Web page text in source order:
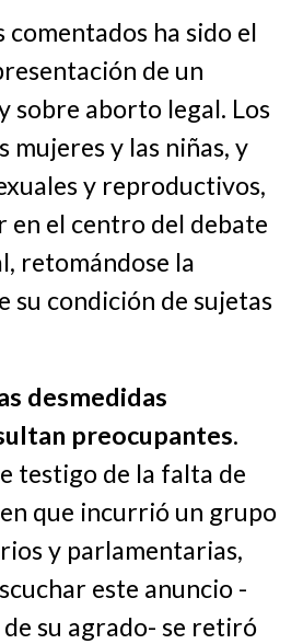
comentados ha sido el
de un
sobre aborto legal. Los
mujeres y las niñas, y
y reproductivos,
en el centro del debate
retomándose la
su condición de sujetas
desmedidas
preocupantes.
testigo de la falta de
que incurrió un grupo
y parlamentarias,
este anuncio -
su agrado- se retiró